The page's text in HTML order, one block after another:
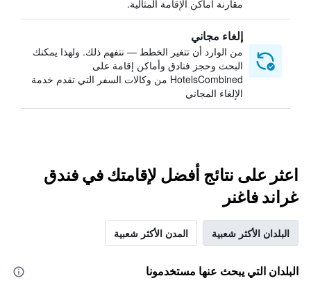
مقارنة أماكن الإقامة المثالية.
إلغاء مجاني
من الوارد أن تتغير الخطط — نتفهم ذلك. ولهذا يمكنك
البحث وحجز فنادق وأماكن إقامة على
HotelsCombined من وكالات السفر التي تقدم خدمة
الإلغاء المجاني
اعثر على نتائج أفضل لإقامتك في فندق
غراند فاغنر
البلدان الأكثر شعبية المدن الأكثر شعبية
البلدان التي يبحث عنها مستخدمونا